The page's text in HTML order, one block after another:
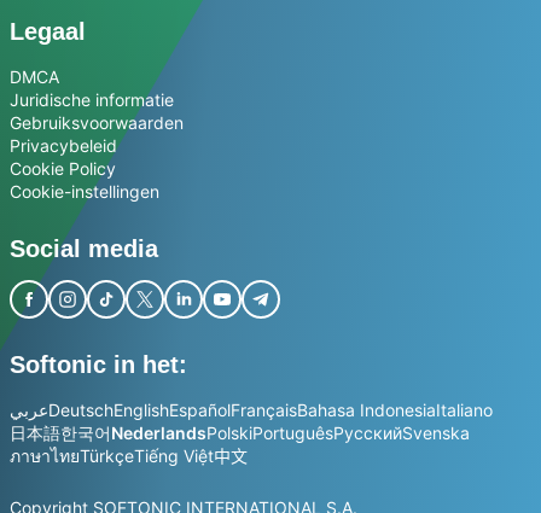
Legaal
DMCA
Juridische informatie
Gebruiksvoorwaarden
Privacybeleid
Cookie Policy
Cookie-instellingen
Social media
Softonic in het:
عربيDeutschEnglishEspañolFrançaisBahasa IndonesiaItaliano
日本語한국어NederlandsPolskiPortuguêsРусскийSvenska
ภาษาไทยTürkçeTiếng Việt中文
Copyright SOFTONIC INTERNATIONAL S.A.